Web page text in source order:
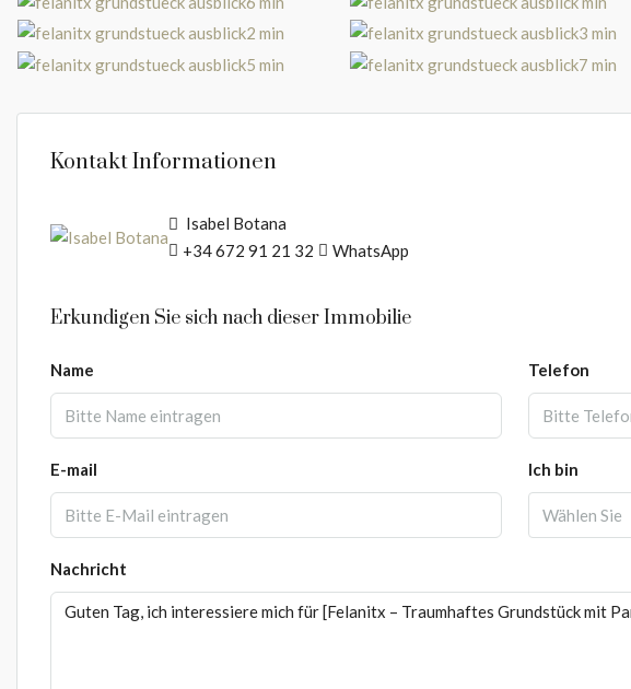
Kontakt Informationen
Isabel Botana
+34 672 91 21 32
WhatsApp
Erkundigen Sie sich nach dieser Immobilie
Name Telefon
E-mail Ich bin
Wählen Sie
Nachricht